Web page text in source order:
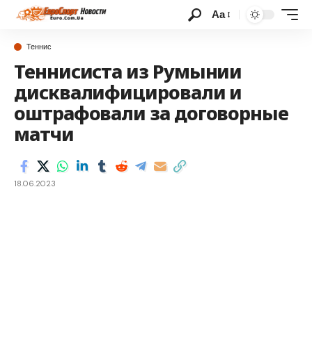
Аа
Теннис
Теннисиста из Румынии
дисквалифицировали и
оштрафовали за договорные
матчи
18.06.2023